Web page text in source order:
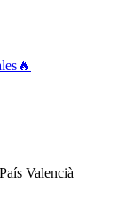
🔥
Valencià